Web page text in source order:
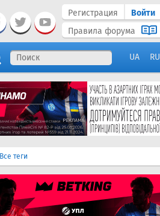
Регистрация
Войти
Правила форума
UA RU
Все теги